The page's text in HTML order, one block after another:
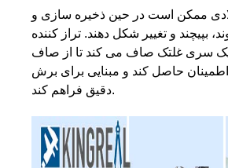
ممکن است در حین ذخیره سازی و
بپیچند و تغییر شکل دهند. تراز کننده
یک سری غلتک صاف می کند تا از صاف
حاصل کند و مبنایی برای برش
دقیق فراهم کند.